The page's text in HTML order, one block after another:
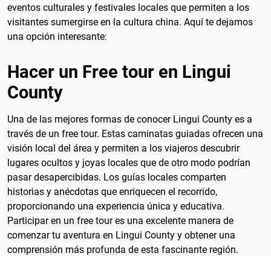
eventos culturales y festivales locales que permiten a los
visitantes sumergirse en la cultura china. Aquí te dejamos
una opción interesante:
Hacer un Free tour en Lingui
County
Una de las mejores formas de conocer Lingui County es a
través de un free tour. Estas caminatas guiadas ofrecen una
visión local del área y permiten a los viajeros descubrir
lugares ocultos y joyas locales que de otro modo podrían
pasar desapercibidas. Los guías locales comparten
historias y anécdotas que enriquecen el recorrido,
proporcionando una experiencia única y educativa.
Participar en un free tour es una excelente manera de
comenzar tu aventura en Lingui County y obtener una
comprensión más profunda de esta fascinante región.